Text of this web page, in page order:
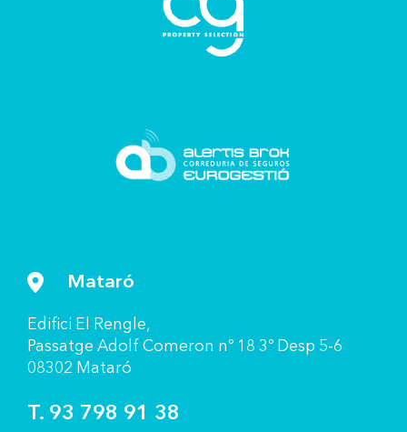
Mataró
Ediﬁci El Rengle,
Passatge Adolf Comeron nº 18 3º Desp 5-6
08302 Mataró
T. 93 798 91 38